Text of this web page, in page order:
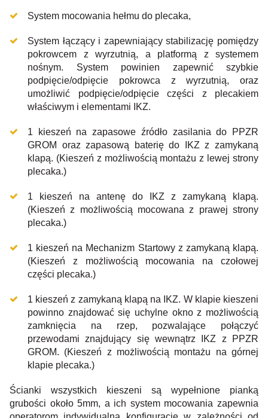
System mocowania hełmu do plecaka,
System łączący i zapewniający stabilizację pomiędzy
pokrowcem z wyrzutnią, a platformą z systemem
nośnym. System powinien zapewnić szybkie
podpięcie/odpięcie pokrowca z wyrzutnią, oraz
umożliwić podpięcie/odpięcie części z plecakiem
właściwym i elementami IKZ.
1 kieszeń na zapasowe źródło zasilania do PPZR
GROM oraz zapasową baterię do IKZ z zamykaną
klapą. (Kieszeń z możliwością montażu z lewej strony
plecaka.)
1 kieszeń na antenę do IKZ z zamykaną klapą.
(Kieszeń z możliwością mocowana z prawej strony
plecaka.)
1 kieszeń na Mechanizm Startowy z zamykaną klapą.
(Kieszeń z możliwością mocowania na czołowej
części plecaka.)
1 kieszeń z zamykaną klapą na IKZ. W klapie kieszeni
powinno znajdować się uchylne okno z możliwością
zamknięcia na rzep, pozwalające połączyć
przewodami znajdujący się wewnątrz IKZ z PPZR
GROM. (Kieszeń z możliwością montażu na górnej
klapie plecaka.)
Ścianki wszystkich kieszeni są wypełnione pianką
grubości około 5mm, a ich system mocowania zapewnia